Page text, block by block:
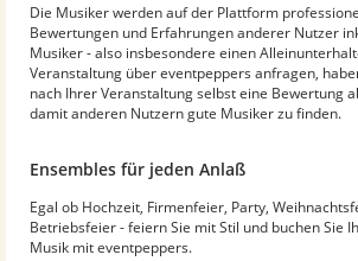
Die Musiker werden auf der Plattform
Bewertungen und Erfahrungen anderer Nutzer
Musiker - also insbesondere einen
Veranstaltung über eventpeppers anfragen,
nach Ihrer Veranstaltung selbst eine Bewertung
damit anderen Nutzern gute Musiker zu finden.
Ensembles für jeden Anlaß
Egal ob Hochzeit, Firmenfeier, Party,
Betriebsfeier - feiern Sie mit Stil und buchen Sie
Musik mit eventpeppers.